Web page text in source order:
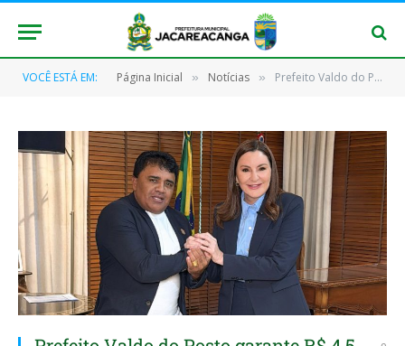
VOCÊ ESTÁ EM: Página Inicial » Notícias » Prefeito Valdo do Posto garante R$ 4,5 milhões para asfaltamento em agenda oficial em Belém